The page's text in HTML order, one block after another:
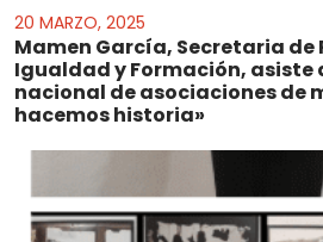
20 MARZO, 2025
Mamen García, Secretaria de
Igualdad y Formación, asiste
nacional de asociaciones de
hacemos historia»